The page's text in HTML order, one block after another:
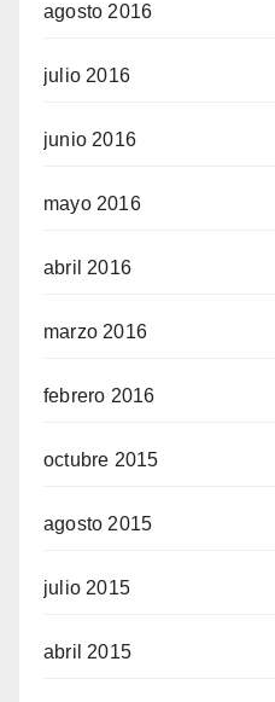
agosto 2016
julio 2016
junio 2016
mayo 2016
abril 2016
marzo 2016
febrero 2016
octubre 2015
agosto 2015
julio 2015
abril 2015